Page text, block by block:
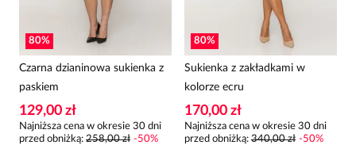
80%
Czarna dzianinowa sukienka z
paskiem
129,00 zł
Najniższa cena w okresie 30 dni
przed obniżką: 258,00 zł -50%
80%
Sukienka z zakładkami w
kolorze ecru
170,00 zł
Najniższa cena w okresie 30 dni
przed obniżką: 340,00 zł -50%